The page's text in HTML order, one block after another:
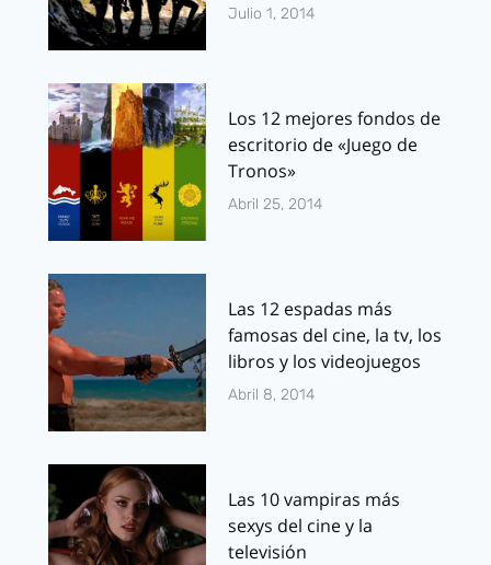
Julio 1, 2014
Los 12 mejores fondos de
escritorio de «Juego de
Tronos»
Abril 25, 2014
Las 12 espadas más
famosas del cine, la tv, los
libros y los videojuegos
Abril 8, 2014
Las 10 vampiras más
sexys del cine y la
televisión